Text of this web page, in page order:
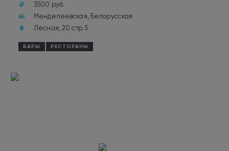
3500 руб.
Менделеевская, Белорусская
Лесная, 20 стр. 5
БАРЫ РЕСТОРАНЫ